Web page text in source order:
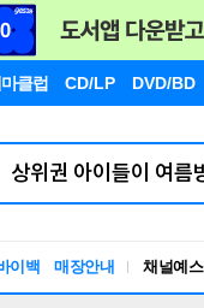
클럽 CD/LP DVD/BD
이백 매장안내 채널예스